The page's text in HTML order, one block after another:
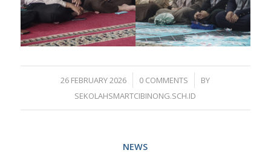
26 FEBRUARY 2026
/ 0 COMMENTS
/
BY
SEKOLAHSMARTCIBINONG.SCH.ID
NEWS